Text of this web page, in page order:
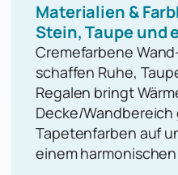
Materialien &
Stein, Taupe und
Cremefarbene
schaffen Ruhe,
Regalen bringt
Decke/Wandbereich
Tapetenfarben auf
einem